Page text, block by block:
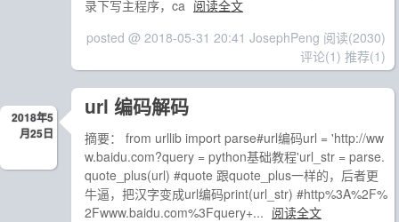
录下写主程序，ca 阅读全文
posted @ 2018-05-31 20:41 JosephPeng 阅读(2030)
评论(1) 推荐(1)
2018年5
月25日
url 编码解码
摘要： from urllib import parse#url编码url = 'http://ww
w.baidu.com?query = python基础教程'url_str = parse.
quote_plus(url) #quote 跟quote_plus一样的，后者更
牛逼，把汉字变成url编码print(url_str) #http%3A%2F%
2Fwww.baidu.com%3Fquery+... 阅读全文